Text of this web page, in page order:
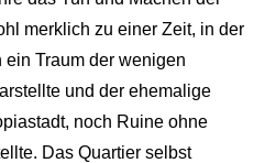
merklich zu einer Zeit, in der
Traum der wenigen
und der ehemalige
noch Ruine ohne
Das Quartier selbst